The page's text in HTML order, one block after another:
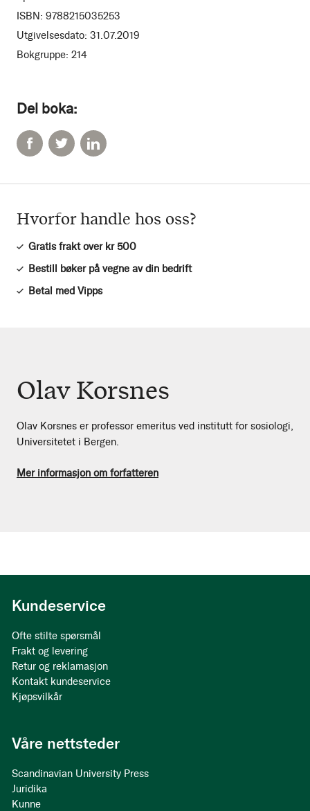
Del boka:
ISBN: 9788215035253
Utgivelsesdato: 31.07.2019
Bokgruppe: 214
Hvorfor handle hos oss?
Gratis frakt over kr 500
Bestill bøker på vegne av din bedrift
Betal med Vipps
Olav Korsnes
Olav Korsnes er professor emeritus ved institutt for sosiologi,
Universitetet i Bergen.
Mer informasjon om forfatteren
Kundeservice
Ofte stilte spørsmål
Frakt og levering
Retur og reklamasjon
Kontakt kundeservice
Kjøpsvilkår
Våre nettsteder
Scandinavian University Press
Juridika
Kunne